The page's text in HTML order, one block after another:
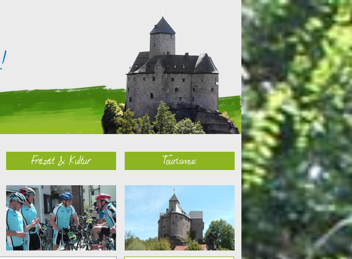
Freizeit & Kultur Tourismus